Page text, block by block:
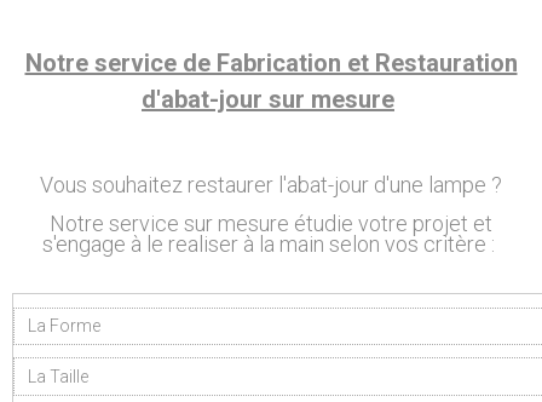
Notre service de Fabrication et Restauration
d'abat-jour sur mesure
Vous souhaitez restaurer l'abat-jour d'une lampe ?
Notre service sur mesure étudie votre projet et
s'engage à le realiser à la main selon vos critère :
La Forme
La Taille